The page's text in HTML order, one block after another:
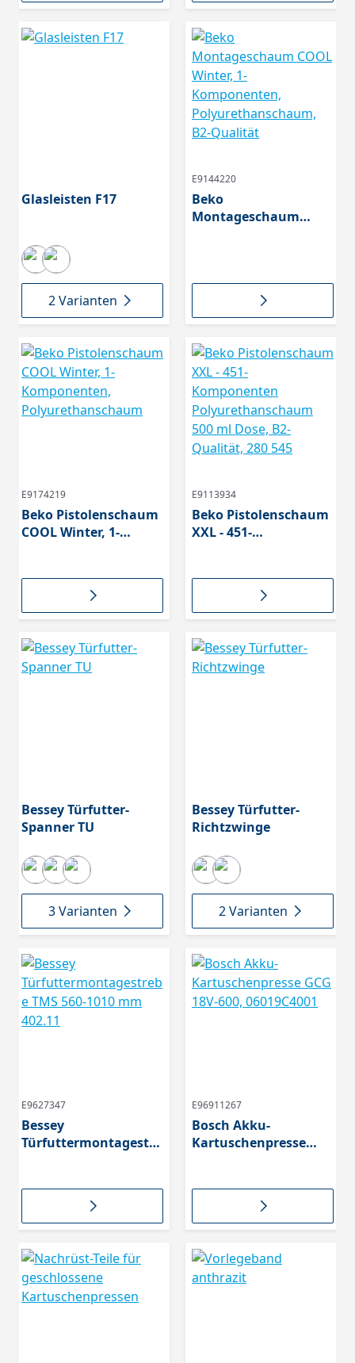
Glasleisten F17
2 Varianten
E9144220
Beko
Montageschaum
B2-Qualität
E9174219
Beko Pistolenschaum
COOL Winter, 1-
E9113934
Beko Pistolenschaum
XXL - 451-
500 ml Dose, B2-
Qualität, 280 545
Bessey Türfutter-
Spanner TU
3 Varianten
Bessey Türfutter-
Richtzwinge
2 Varianten
E9627347
Bessey
Türfuttermontagestre
E96911267
Bosch Akku-
Kartuschenpresse